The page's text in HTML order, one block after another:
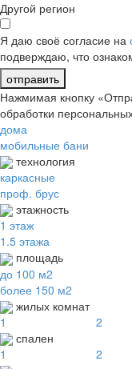
Другой регион
Я даю своё согласие на
подверждаю, что
отправить
Нажмимая кнопку
обработки
дома
мобильные бани
технология
каркасные
проф. брус
этажность
1 этаж
1.5 этажа
площадь
до 100 м2
более 150 м2
жилых комнат
1
2
спален
1
2